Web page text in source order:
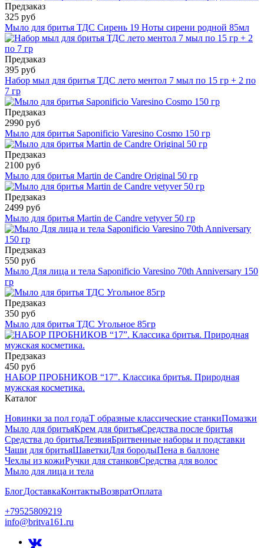
Предзаказ
325 руб
Мыло для бритья ТДС Сирень 19 Ноты сирени родной 85мл
Предзаказ
395 руб
Набор мыл для бритья ТДС лето ментол 7 мыл по 15 гр + 2 по
7 гр
Предзаказ
2990 руб
Мыло для бритья Saponificio Varesino Cosmo 150 гр
Предзаказ
2100 руб
Мыло для бритья Martin de Candre Original 50 гр
Предзаказ
2499 руб
Мыло для бритья Martin de Candre vetyver 50 гр
Предзаказ
550 руб
Мыло Для лица и тела Saponificio Varesino 70th Anniversary 150
гр
Предзаказ
350 руб
Мыло для бритья ТДС Угольное 85гр
Предзаказ
450 руб
НАБОР ПРОБНИКОВ “17”. Классика бритья. Природная
мужская косметика.
Каталог
Новинки за пол годаТ образные классические станкиПомазки
Мыло для бритьяКрем для бритьяСредства после бритья
Средства до бритьяЛезвияБритвенные наборы и подставки
Чаши для бритьяШаветкиДля бородыПена в баллоне
Чехлы из кожиРучки для станковСредства для волос
Мыло для лица и тела
БлогДоставкаКонтактыВозвратОплата
+79525809219
info@britva161.ru